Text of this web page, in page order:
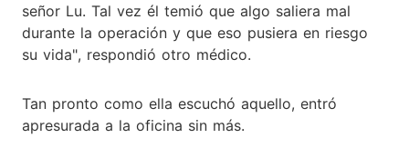
señor Lu. Tal vez él temió que algo saliera mal
durante la operación y que eso pusiera en riesgo
su vida", respondió otro médico.
Tan pronto como ella escuchó aquello, entró
apresurada a la oficina sin más.